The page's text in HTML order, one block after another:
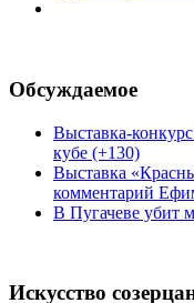
Обсуждаемое
Выставка-
кубе (+130)
Выставка
комментарий
В Пугачеве убит
Искусство